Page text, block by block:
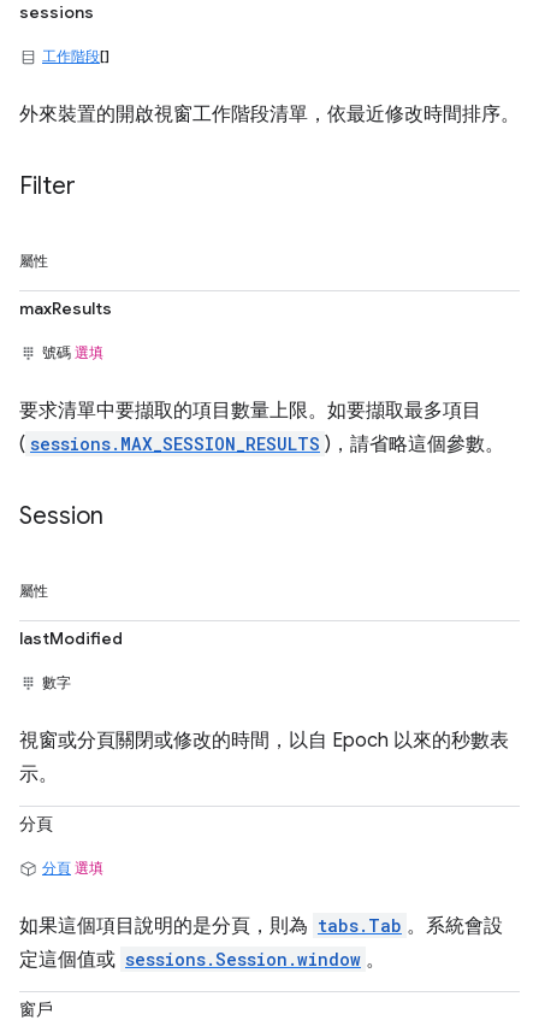
sessions
工作階段[]
外來裝置的開啟視窗工作階段清單，依最近修改時間排序。
Filter
屬性
maxResults
號碼 選填
要求清單中要擷取的項目數量上限。如要擷取最多項目
( sessions.MAX_SESSION_RESULTS )，請省略這個參數。
Session
屬性
lastModified
數字
視窗或分頁關閉或修改的時間，以自 Epoch 以來的秒數表
示。
分頁
分頁 選填
如果這個項目說明的是分頁，則為 tabs.Tab 。系統會設
定這個值或 sessions.Session.window 。
窗戶